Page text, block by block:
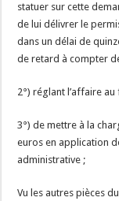
statuer sur cette
de lui délivrer le
dans un délai de
de retard à compter
2°) réglant l’affaire
3°) de mettre à la
euros en application
administrative ;
Vu les autres pièces